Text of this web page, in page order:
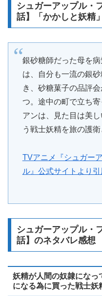
シュガーアップル・
話】「かかしと妖精
銀砂糖師だった母を
は、自分も一流の銀
き、砂糖菓子の品評
つ。途中の町で立ち
アンは、見た目は美
う戦士妖精を旅の護衛
TVアニメ『シュガー
ル』公式サイトより引
シュガーアップル・
話】のネタバレ感想
妖精が人間の奴隷になっ
になる為に買った戦士妖